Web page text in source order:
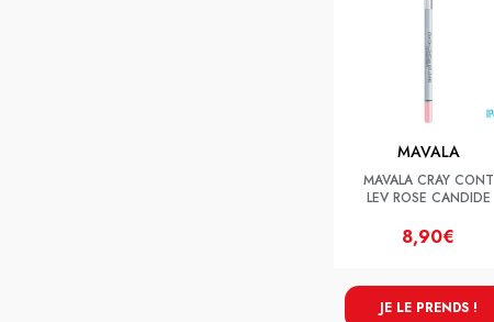
MAVALA
MAVALA CRAY CONT
LEV ROSE CANDIDE
8,90€
JE LE PRENDS !